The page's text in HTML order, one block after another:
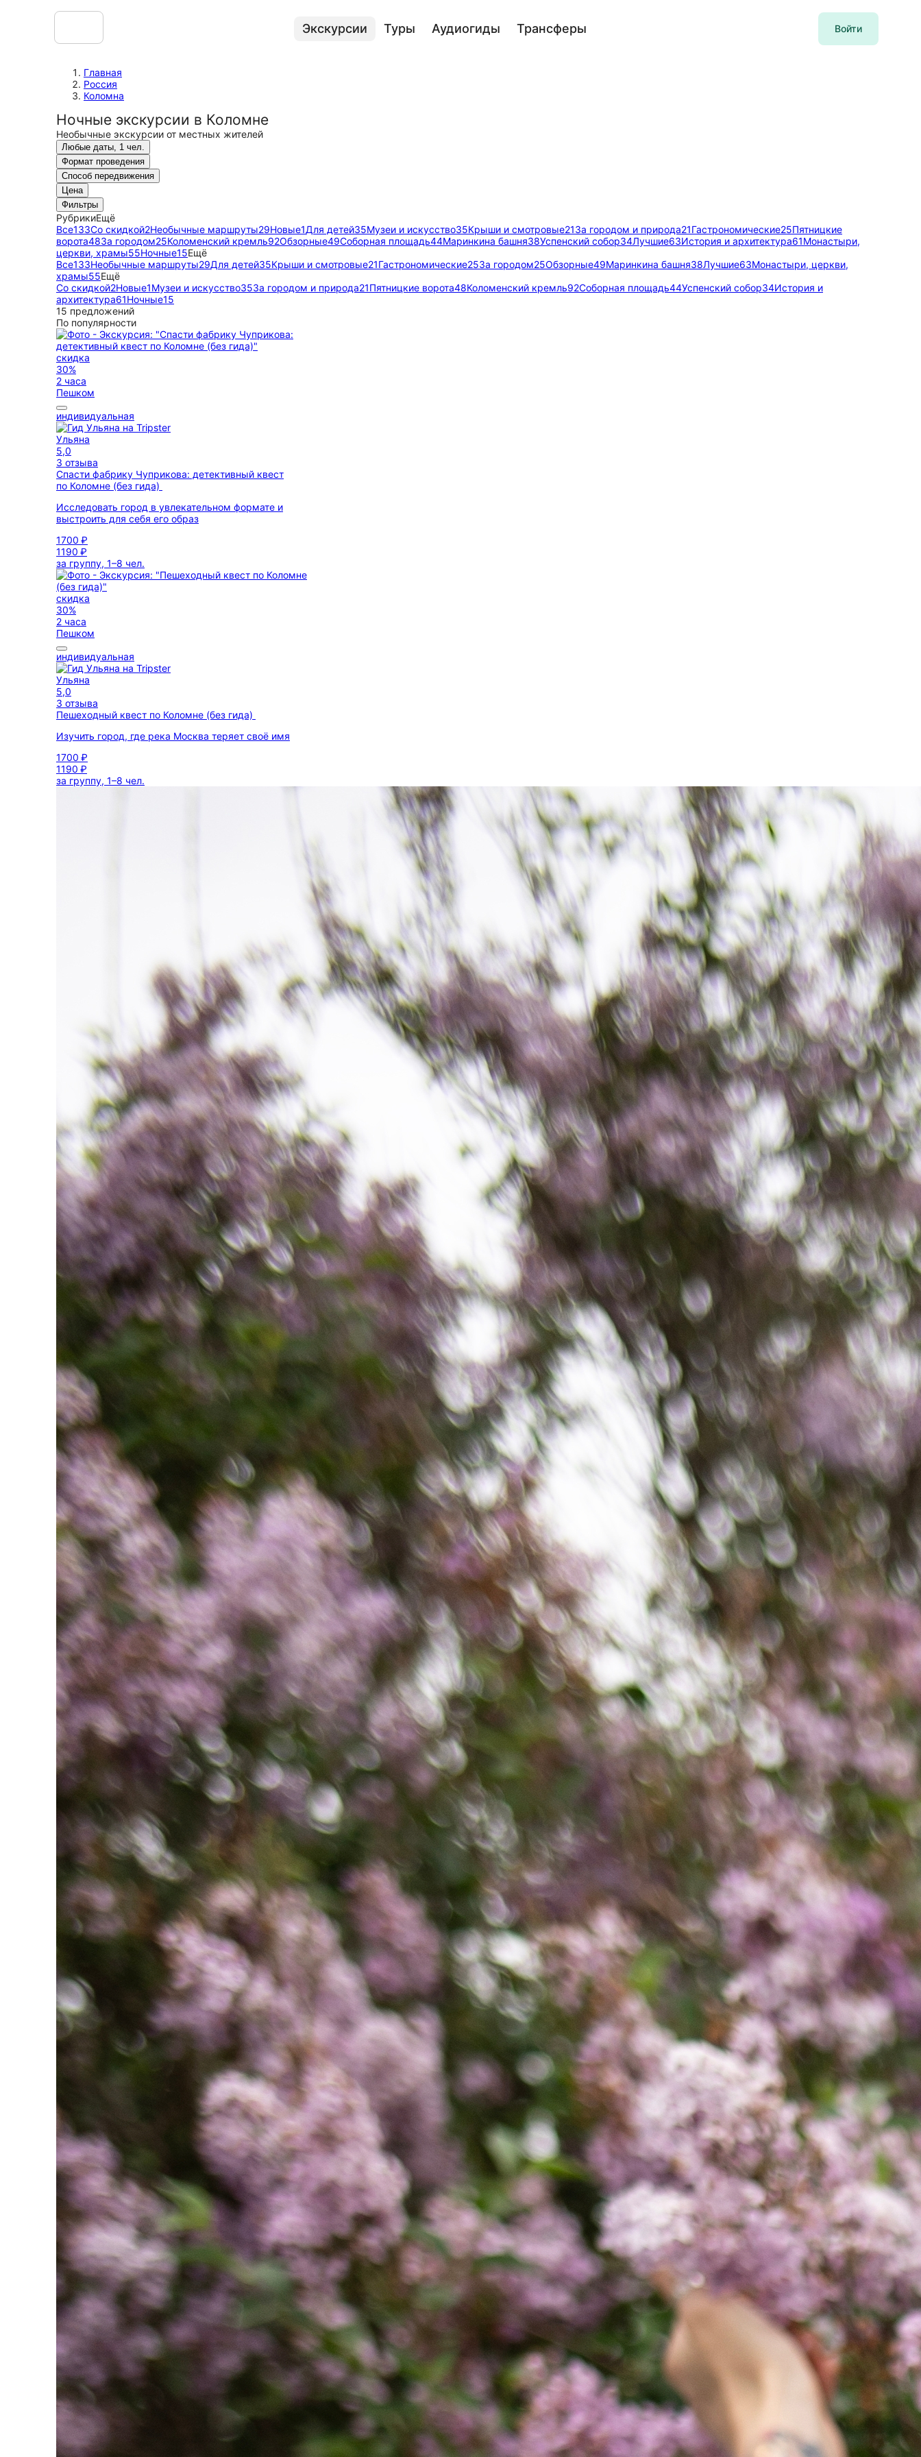
Экскурсии Туры Аудиогиды Трансферы Войти
Главная
Россия
Коломна
Ночные экскурсии в Коломне
Необычные экскурсии от местных жителей
Любые даты, 1 чел.
Формат проведения
Способ передвижения
Цена
Фильтры
РубрикиЕщё
Все133Со скидкой2Необычные маршруты29Новые1Для детей35Музеи и искусство35Крыши и смотровые21За городом и природа21Гастрономические25Пятницкие
ворота48За городом25Коломенский кремль92Обзорные49Соборная площадь44Маринкина башня38Успенский собор34Лучшие63История и архитектура61Монастыри,
церкви, храмы55Ночные15Ещё
Все133Необычные маршруты29Для детей35Крыши и смотровые21Гастрономические25За городом25Обзорные49Маринкина башня38Лучшие63Монастыри, церкви,
храмы55Ещё
Со скидкой2Новые1Музеи и искусство35За городом и природа21Пятницкие ворота48Коломенский кремль92Соборная площадь44Успенский собор34История и
архитектура61Ночные15
15 предложений
По популярности
скидка
30%
2 часа
Пешком
индивидуальная
Ульяна
5,0
3 отзыва
Спасти фабрику Чуприкова: детективный квест
по Коломне (без гида)
Исследовать город в увлекательном формате и
выстроить для себя его образ
1700 ₽
1190 ₽
за группу, 1–8 чел.
скидка
30%
2 часа
Пешком
индивидуальная
Ульяна
5,0
3 отзыва
Пешеходный квест по Коломне (без гида)
Изучить город, где река Москва теряет своё имя
1700 ₽
1190 ₽
за группу, 1–8 чел.